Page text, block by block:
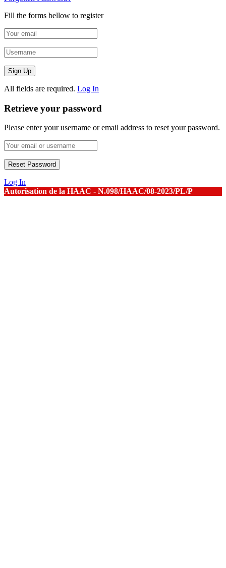
Fill the forms bellow to register
All fields are required. Log In
Retrieve your password
Please enter your username or email address to reset your password.
Log In
Autorisation de la HAAC - N.098/HAAC/08-2023/PL/P